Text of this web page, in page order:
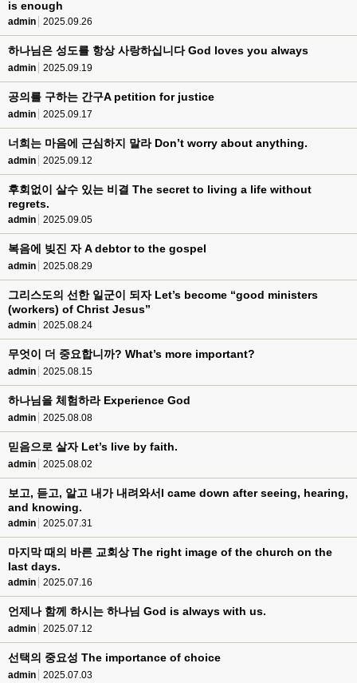
is enough
admin 2025.09.26
하나님은 성도를 항상 사랑하십니다 God loves you always
admin 2025.09.19
공의를 구하는 간구A petition for justice
admin 2025.09.17
너희는 마음에 근심하지 말라 Don’t worry about anything.
admin 2025.09.12
후회없이 살수 있는 비결 The secret to living a life without
regrets.
admin 2025.09.05
복음에 빚진 자 A debtor to the gospel
admin 2025.08.29
그리스도의 선한 일군이 되자 Let’s become “good ministers
(workers) of Christ Jesus”
admin 2025.08.24
무엇이 더 중요합니까? What’s more important?
admin 2025.08.15
하나님을 체험하라 Experience God
admin 2025.08.08
믿음으로 살자 Let’s live by faith.
admin 2025.08.02
보고, 듣고, 알고 내가 내려와서I came down after seeing, hearing,
and knowing.
admin 2025.07.31
마지막 때의 바른 교회상 The right image of the church on the
last days.
admin 2025.07.16
언제나 함께 하시는 하나님 God is always with us.
admin 2025.07.12
선택의 중요성 The importance of choice
admin 2025.07.03